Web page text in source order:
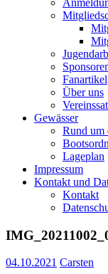
Fanartikel
Über uns
Gewässer
Rund um
Lageplan
Impressum
Kontakt und
Kontakt
04.10.2021 Carsten